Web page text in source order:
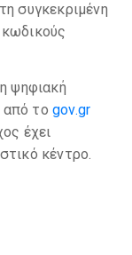
συγκεκριμένη
ψηφιακή
από τοgov.gr
έχει
κέντρο.